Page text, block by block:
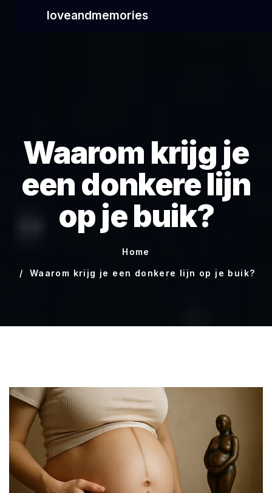
loveandmemories
Waarom krijg je
een donkere lijn
op je buik?
Home
Waarom krijg je een donkere lijn op je buik?